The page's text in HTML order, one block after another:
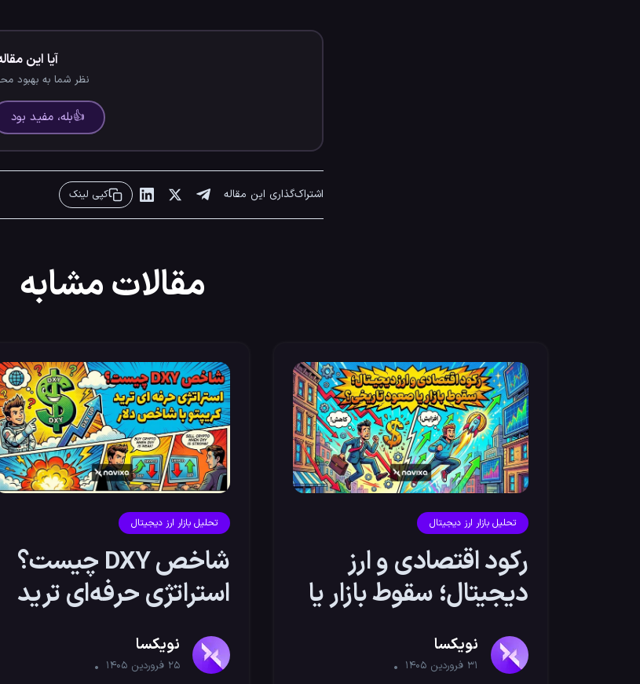
آیا این
نظر شما به بهبود
👍بله، مفید بود
اشتراک‌گذاری این مقاله کپی لینک
مقالات مشابه
تحلیل بازار ارز دیجیتال
رکود اقتصادی و ارز
دیجیتال؛ سقوط بازار یا
صعود تاریخی؟
نویکسا
۳۱ فروردین ۱۴۰۵
تحلیل بازار ارز دیجیتال
شاخص DXY چیست؟
استراتژی حرفه‌ای ترید
کریپتو با شاخص دلار
نویکسا
۲۵ فروردین ۱۴۰۵